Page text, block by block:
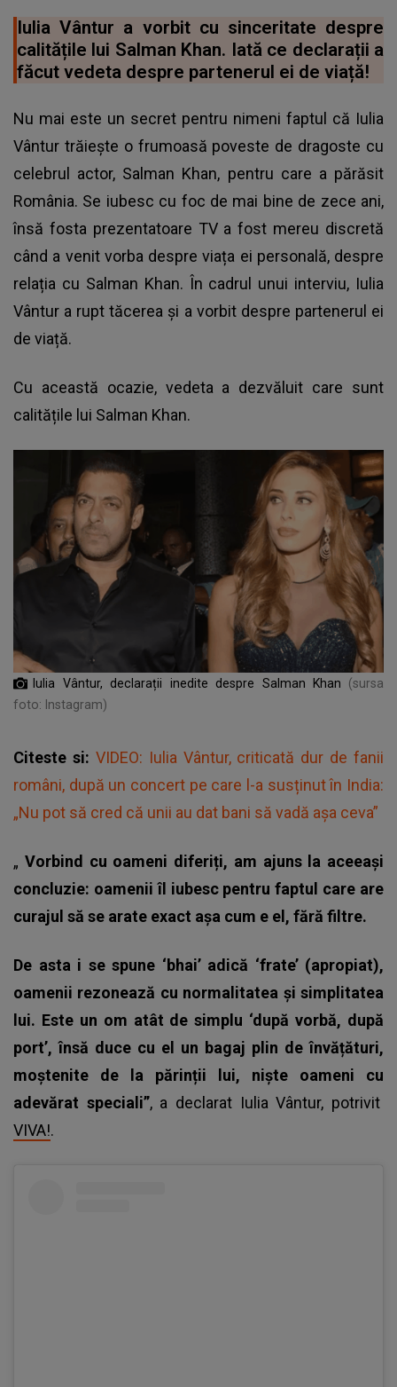
Iulia Vântur a vorbit cu sinceritate despre
calitățile lui Salman Khan. Iată ce declarații a
făcut vedeta despre partenerul ei de viață!
Nu mai este un secret pentru nimeni faptul că Iulia
Vântur trăiește o frumoasă poveste de dragoste cu
celebrul actor, Salman Khan, pentru care a părăsit
România. Se iubesc cu foc de mai bine de zece ani,
însă fosta prezentatoare TV a fost mereu discretă
când a venit vorba despre viața ei personală, despre
relația cu Salman Khan. În cadrul unui interviu, Iulia
Vântur a rupt tăcerea și a vorbit despre partenerul ei
de viață.
Cu această ocazie, vedeta a dezvăluit care sunt
calitățile lui Salman Khan.
Iulia Vântur, declarații inedite despre Salman Khan
(sursa
foto: Instagram)
Citeste si: VIDEO: Iulia Vântur, criticată dur de fanii
români, după un concert pe care l-a susținut în India:
„Nu pot să cred că unii au dat bani să vadă așa ceva”
„ Vorbind cu oameni diferiți, am ajuns la aceeași
concluzie: oamenii îl iubesc pentru faptul care are
curajul să se arate exact așa cum e el, fără filtre.
De asta i se spune ‘bhai’ adică ‘frate’ (apropiat),
oamenii rezonează cu normalitatea și simplitatea
lui. Este un om atât de simplu ‘după vorbă, după
port’, însă duce cu el un bagaj plin de învățături,
moștenite de la părinții lui, niște oameni cu
adevărat speciali”, a declarat Iulia Vântur, potrivit
VIVA!.